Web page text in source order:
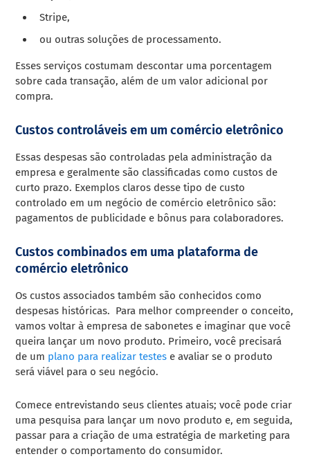
Stripe,
ou outras soluções de processamento.
Esses serviços costumam descontar uma porcentagem
sobre cada transação, além de um valor adicional por
compra.
Custos controláveis ​​em um comércio eletrônico
Essas despesas são controladas pela administração da
empresa e geralmente são classificadas como custos de
curto prazo. Exemplos claros desse tipo de custo
controlado em um negócio de comércio eletrônico são:
pagamentos de publicidade e bônus para colaboradores.
Custos combinados em uma plataforma de
comércio eletrônico
Os custos associados também são conhecidos como
despesas históricas. Para melhor compreender o conceito,
vamos voltar à empresa de sabonetes e imaginar que você
queira lançar um novo produto. Primeiro, você precisará
de um plano para realizar testes e avaliar se o produto
será viável para o seu negócio.
Comece entrevistando seus clientes atuais; você pode criar
uma pesquisa para lançar um novo produto e, em seguida,
passar para a criação de uma estratégia de marketing para
entender o comportamento do consumidor.